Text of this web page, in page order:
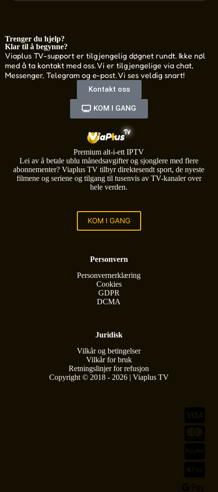
Trenger du hjelp?
Klar til å begynne?
Viaplus TV-support er tilgjengelig døgnet rundt. Ikke nøl
med å ta kontakt med oss. Vi er tilgjengelige via chat,
Messenger, Telegram og e-post. Vi ses veldig snart!
Kontakt oss
KOM I GANG
Premium alt-i-ett IPTV
Lei av å betale ublu månedsavgifter og sjonglere med flere
abonnementer? Viaplus TV tilbyr direktesendt sport, de nyeste
filmene og seriene og tilgang til tusenvis av TV-kanaler over
hele verden.
KOM I GANG
Personvern
Personvernerklæring
Cookies
GDPR
DCMA
Juridisk
Vilkår og betingelser
Vilkår for bruk
Retningslinjer for refusjon
Copyright © 2018 - 2026 | Viaplus TV